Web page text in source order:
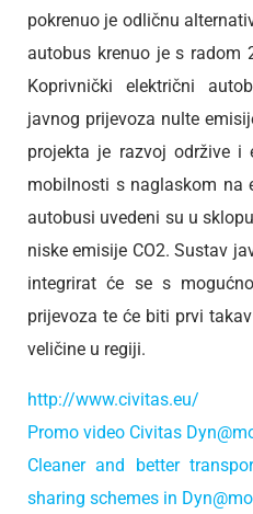
pokrenuo je odličnu
autobus krenuo je s radom
Koprivnički električni
javnog prijevoza nulte
projekta je razvoj održive i
mobilnosti s naglaskom na
autobusi uvedeni su u
niske emisije CO2. Sustav
integrirat će se s
prijevoza te će biti prvi
veličine u regiji.
http://www.civitas.eu/
Promo video Civitas
Cleaner and better
sharing schemes in Dyn@mo